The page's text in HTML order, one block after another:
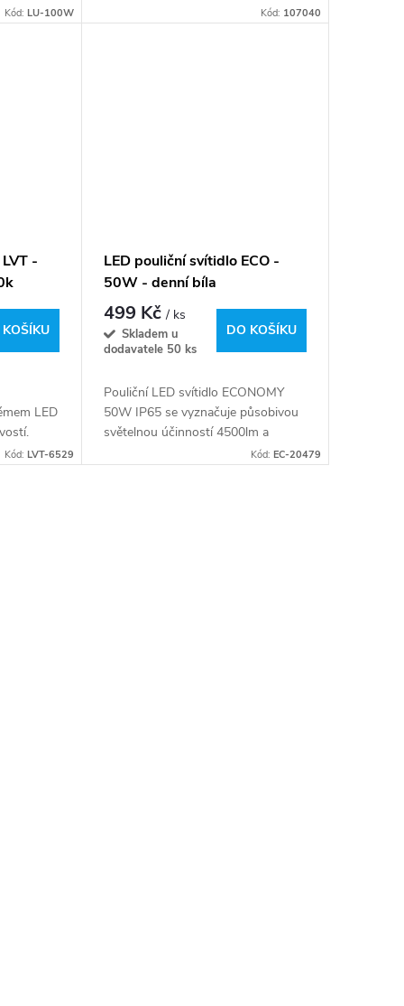
což
Kód: LU-100W
odolnost vůči...
Kód: 107040
-
LED
Kód: LVT-6529
LED pouliční svítidlo ECO -
50W - denní bíla
499 Kč/ ks
Skladem u
dodavatele 50 ks
DO KOŠÍKU
Pouliční LED svítidlo ECONOMY
50W IP65 se vyznačuje působivou
světelnou účinností 4500lm a
neutrální barvou světla 5000K, což
Kód: EC-20479